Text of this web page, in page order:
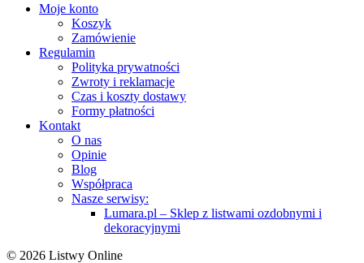
Moje konto
Koszyk
Zamówienie
Regulamin
Polityka prywatności
Zwroty i reklamacje
Czas i koszty dostawy
Formy płatności
Kontakt
O nas
Opinie
Blog
Współpraca
Nasze serwisy:
Lumara.pl – Sklep z listwami ozdobnymi i
dekoracyjnymi
© 2026 Listwy Online